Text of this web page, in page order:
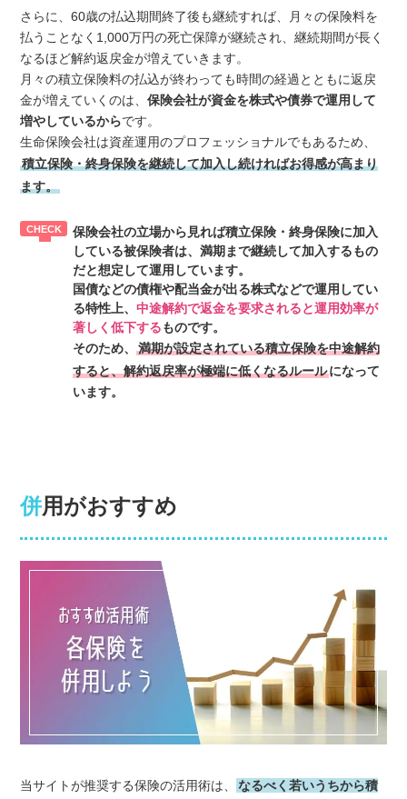
さらに、60歳の払込期間終了後も継続すれば、月々の保険料を
払うことなく1,000万円の死亡保障が継続され、継続期間が長く
なるほど解約返戻金が増えていきます。
月々の積立保険料の払込が終わっても時間の経過とともに返戻
金が増えていくのは、保険会社が資金を株式や債券で運用して
増やしているからです。
生命保険会社は資産運用のプロフェッショナルでもあるため、
積立保険・終身保険を継続して加入し続ければお得感が高まり
ます。
保険会社の立場から見れば積立保険・終身保険に加入
している被保険者は、満期まで継続して加入するもの
だと想定して運用しています。
国債などの債権や配当金が出る株式などで運用してい
る特性上、中途解約で返金を要求されると運用効率が
著しく低下するものです。
そのため、満期が設定されている積立保険を中途解約
すると、解約返戻率が極端に低くなるルールになって
います。
併用がおすすめ
当サイトが推奨する保険の活用術は、
なるべく若いうちから積